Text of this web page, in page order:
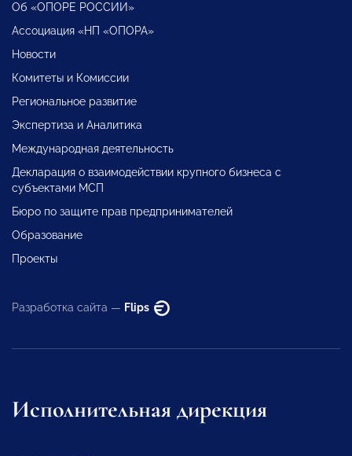
Об «ОПОРЕ РОССИИ»
Ассоциация «НП «ОПОРА»
Новости
Комитеты и Комиссии
Региональное развитие
Экспертиза и Аналитика
Международная деятельность
Декларация о взаимодействии крупного бизнеса с
субъектами МСП
Бюро по защите прав предпринимателей
Образование
Проекты
Разработка сайта — Flips
Исполнительная дирекция